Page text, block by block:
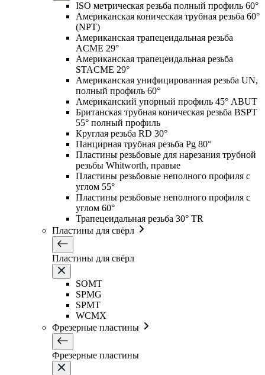
ISO метрическая резьба полный профиль 60°
Американская коническая трубная резьба 60°
(NPT)
Американская трапецеидальная резьба
ACME 29°
Американская трапецеидальная резьба
STACME 29°
Американская унифицированная резьба UN,
полный профиль 60°
Американский упорный профиль 45° ABUT
Британская трубная коническая резьба BSPT
55° полный профиль
Круглая резьба RD 30°
Панцирная трубная резьба Pg 80°
Пластины резьбовые для нарезания трубной
резьбы Whitworth, правые
Пластины резьбовые неполного профиля с
углом 55°
Пластины резьбовые неполного профиля с
углом 60°
Трапецеидальная резьба 30° TR
Пластины для свёрл
Пластины для свёрл
SOMT
SPMG
SPMT
WCMX
Фрезерные пластины
Фрезерные пластины